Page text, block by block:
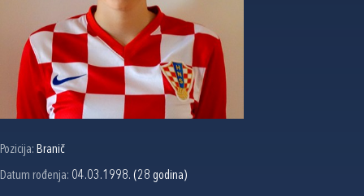
Pozicija: Branič
Datum rođenja: 04.03.1998. (28 godina)